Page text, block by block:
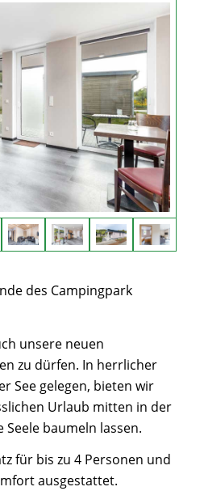
des Campingpark
unsere neuen
zu dürfen. In herrlicher
See gelegen, bieten wir
Urlaub mitten in der
baumeln lassen.
für bis zu 4 Personen und
ausgestattet.